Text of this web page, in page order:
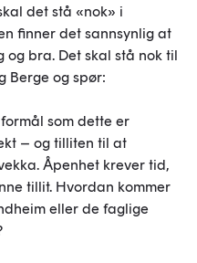
det stå «nok» i
finner det sannsynlig at
bra. Det skal stå nok til
Berge og spør:
som dette er
– og tilliten til at
Åpenhet krever tid,
tillit. Hvordan kommer
eller de faglige